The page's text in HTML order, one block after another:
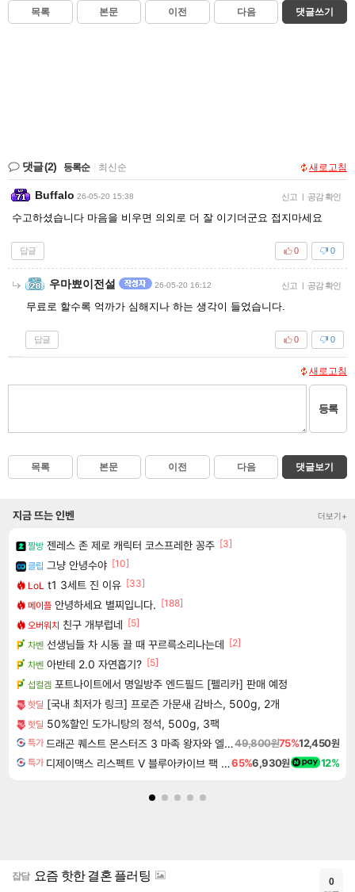
목록 본문 이전 다음 댓글쓰기
댓글(2) 등록순 최신순 새로고침
Buffalo 26-05-20 15:38 신고 | 공감 확인
수고하셨습니다 마음을 비우면 의외로 더 잘 이기더군요 접지마세요
답글 0
0
우마뾰이전설 26-05-20 16:12 신고 | 공감 확인
무료로 할수록 억까가 심해지나 하는 생각이 들었습니다.
답글 0
0
새로고침
등록
목록 본문 이전 다음 댓글보기
지금 뜨는 인벤 더보기+
짤방 젠레스 존 제로 캐릭터 코스프레한 꽁주 [3]
클립 그냥 안녕수야 [10]
LoL t1 3세트 진 이유 [33]
메이플 안녕하세요 별찌입니다. [188]
오버워치 친구 개부럽네 [5]
차벤 선생님들 차 시동 끌 때 꾸르륵소리나는데 [2]
차벤 아반테 2.0 자연흡기? [5]
섭컬겜 포트나이트에서 명일방주 엔드필드 [펠리카] 판매 예정
핫딜 [국내 최저가 링크] 프로즌 가문새 감바스, 500g, 2개
핫딜 50%할인 도가니탕의 정석, 500g, 3팩
특가 드래곤 퀘스트 몬스터즈 3 마족 왕자와 엘프의 여행 Dragon Quest Monsters The Dark Prince49,800원75%12,450원
특가 디제이맥스 리스펙트 V 블루아카이브 팩 DJMAX RESPECT V Blue Archive Pack DLC65%6,930원 12%
잡담 요즘 핫한 결혼 플러팅 0